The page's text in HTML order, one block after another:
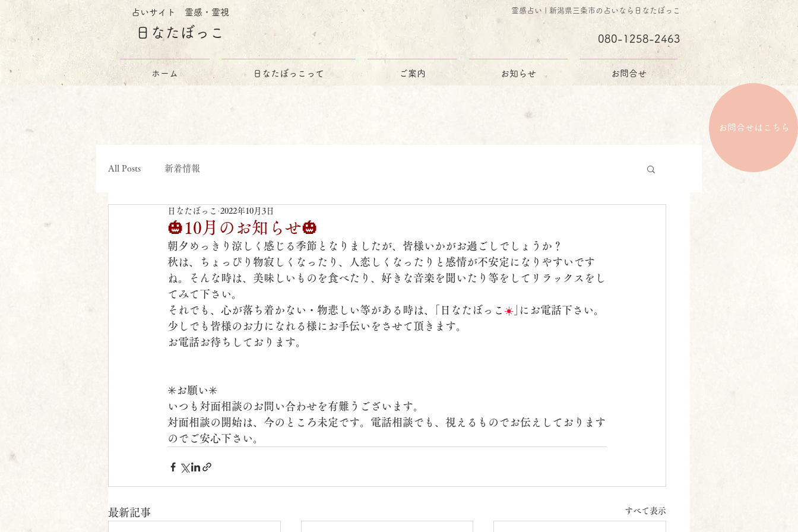
お問合せはこちら
日なたぼっこ
占いサイト 霊感・霊視 霊感占い | 新潟県三条市の占いなら日なたぼっこ
080-1258-2463
ホーム 日なたぼっこって ご案内 お知らせ お問合せ
All Posts 新着情報
🎃10月のお知らせ🎃
日なたぼっこ 2022年10月3日
朝夕めっきり涼しく感じる季節となりましたが、皆様いかがお過ごしでしょうか？
秋は、ちょっぴり物寂しくなったり、人恋しくなったりと感情が不安定になりやすいです
ね。そんな時は、美味しいものを食べたり、好きな音楽を聞いたり等をしてリラックスをし
てみて下さい。
それでも、心が落ち着かない・物悲しい等がある時は、｢日なたぼっこ ☀️ ｣にお電話下さい。
少しでも皆様のお力になれる様にお手伝いをさせて頂きます。
お電話お待ちしております。
✳️お願い✳️
いつも対面相談のお問い合わせを有難うございます。
対面相談の開始は、今のところ未定です。電話相談でも、視えるものでお伝えしております
のでご安心下さい。
最新記事 すべて表示